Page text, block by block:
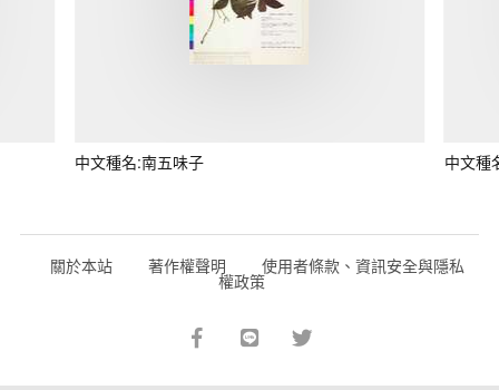
中文種名:南五味子 中文種
關於本站 著作權聲明 使用者條款、資訊安全與隱私
權政策